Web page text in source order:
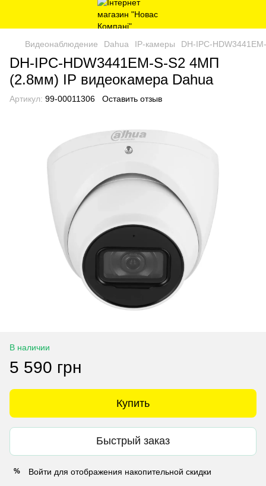
Видеонаблюдение Dahua IP-камеры DH-IPC-
DH-IPC-HDW3441EM-S-S2 4МП
(2.8мм) IP видеокамера Dahua
Артикул: 99-00011306 Оставить отзыв
В наличии
5 590 грн
Купить
Быстрый заказ
% Войти для отображения накопительной скидки